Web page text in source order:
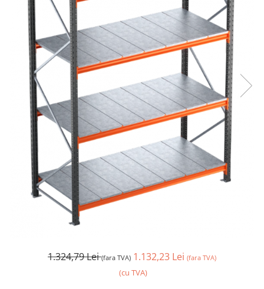
1.324,79 Lei(fara TVA) 1.132,23 Lei (fara TVA)
(cu TVA)